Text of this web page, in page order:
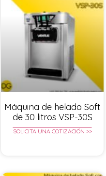
Máquina de helado Soft
de 30 litros VSP-30S
SOLICITA UNA COTIZACIÓN >>